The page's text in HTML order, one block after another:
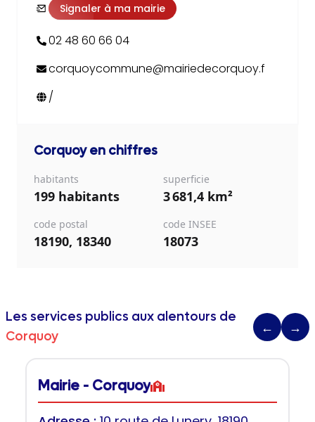
Signaler à ma mairie
02 48 60 66 04
corquoycommune@mairiedecorquoy.f
/
Corquoyen chiffres
habitants
199 habitants
superficie
3 681,4 km²
code postal
18190, 18340
code INSEE
18073
Les services publics aux alentours de
Corquoy
← →
Mairie - Corquoy